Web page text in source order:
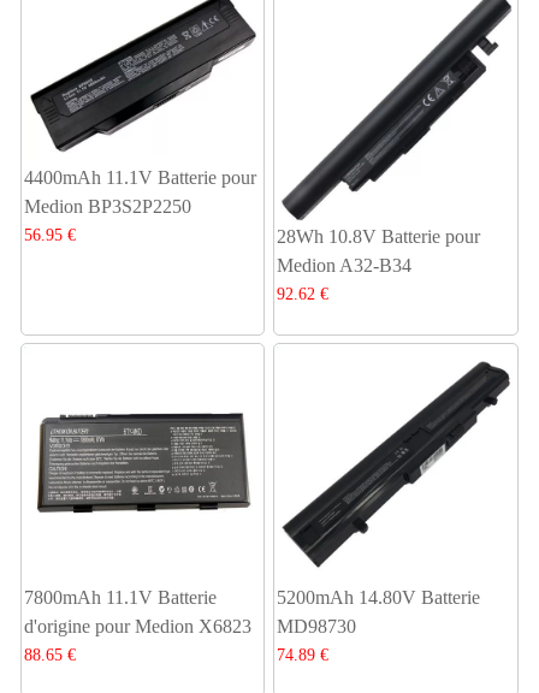
4400mAh 11.1V Batterie pour
Medion BP3S2P2250
56.95 €
28Wh 10.8V Batterie pour
Medion A32-B34
92.62 €
7800mAh 11.1V Batterie
d'origine pour Medion X6823
88.65 €
5200mAh 14.80V Batterie
MD98730
74.89 €